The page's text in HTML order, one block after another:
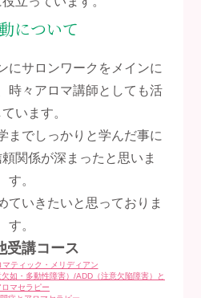
について
にサロンワークをメインに
時々アロマ講師としても活
います。
までしっかりと学んだ事に
関係が深まったと思いま
す。
ていきたいと思っておりま
す。
受講コース
マティック・メリディアン
如・多動性障害）/ADD（注意欠陥障害）と
ロマセラピー